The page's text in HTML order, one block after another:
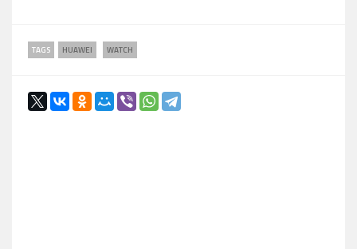
TAGS HUAWEI WATCH